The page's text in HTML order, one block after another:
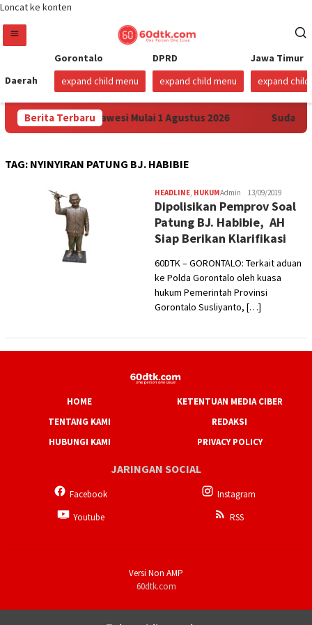
Loncat ke konten
Daerah
Gorontalo
expand child menu
DPRD
expand child menu
Jawa Timur
expand child
Berita Terbaru
Pertamax di Sulawesi Mulai 1 Agustus 2026 Sudah
TAG: NYINYIRAN PATUNG BJ. HABIBIE
HEADLINE, HUKUMAdmin 13/09/2019
Dipolisikan Pemprov Soal
Patung BJ. Habibie, AH
Siap Berikan Klarifikasi
60DTK – GORONTALO: Terkait aduan
ke Polda Gorontalo oleh kuasa
hukum Pemerintah Provinsi
Gorontalo Susliyanto, […]
HOME
KETENTUAN MEDIA CIBER
TENTANG KAMI
REDAKSI
HUBUNGI KAMI
PRIVACY POLICY
JARINGAN SOCIAL
Facebook
Instagram
Youtube
RSS
Versi Non AMP
60dtk.com